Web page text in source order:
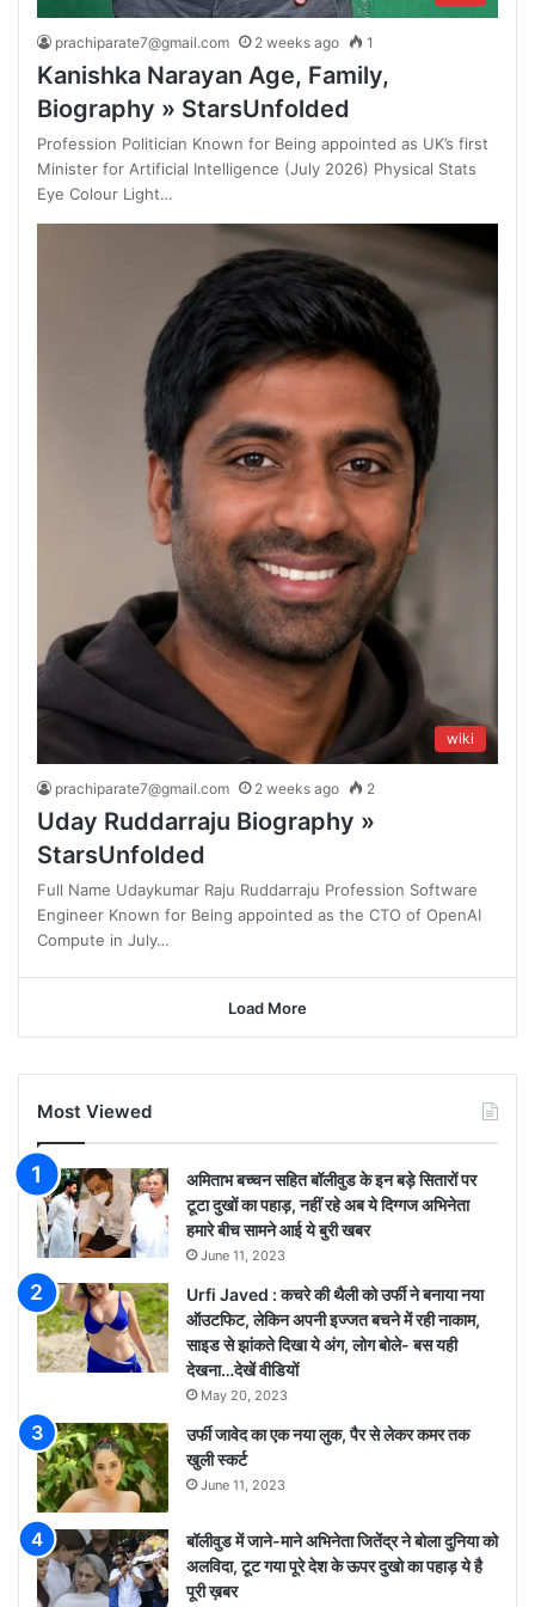
prachiparate7@gmail.com 2 weeks ago 1
Kanishka Narayan Age, Family,
Biography » StarsUnfolded
Profession Politician Known for Being appointed as UK’s first
Minister for Artificial Intelligence (July 2026) Physical Stats
Eye Colour Light…
wiki
prachiparate7@gmail.com 2 weeks ago 2
Uday Ruddarraju Biography »
StarsUnfolded
Full Name Udaykumar Raju Ruddarraju Profession Software
Engineer Known for Being appointed as the CTO of OpenAI
Compute in July…
Load More
Most Viewed
अमिताभ बच्चन सहित बॉलीवुड के इन बड़े सितारों पर
टूटा दुखों का पहाड़, नहीं रहे अब ये दिग्गज अभिनेता
हमारे बीच सामने आई ये बुरी खबर
June 11, 2023
Urfi Javed : कचरे की थैली को उर्फी ने बनाया नया
ऑउटफिट, लेकिन अपनी इज्जत बचने में रही नाकाम,
साइड से झांकते दिखा ये अंग, लोग बोले- बस यही
देखना…देखें वीडियों
May 20, 2023
उर्फी जावेद का एक नया लुक, पैर से लेकर कमर तक
खुली स्कर्ट
June 11, 2023
बॉलीवुड में जाने-माने अभिनेता जितेंद्र ने बोला दुनिया को
अलविदा, टूट गया पूरे देश के ऊपर दुखो का पहाड़ ये है
पूरी ख़बर